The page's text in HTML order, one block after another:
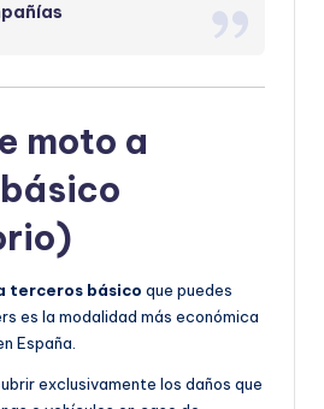
moto a
terceros básico que puedes
es la modalidad más económica
España.
exclusivamente los daños que